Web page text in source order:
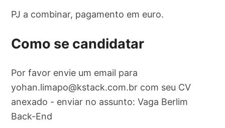
PJ a combinar, pagamento em euro.
Como se candidatar
Por favor envie um email para
yohan.limapo@kstack.com.br com seu CV
anexado - enviar no assunto: Vaga Berlim
Back-End